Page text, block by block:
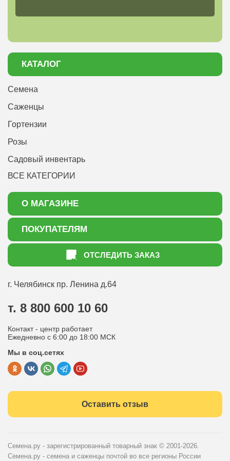
КАТАЛОГ
Семена
Саженцы
Гортензии
Розы
Садовый инвентарь
ВСЕ КАТЕГОРИИ
О МАГАЗИНЕ
О нас
Акции
ПОКУПАТЕЛЯМ
Как оформить заказ
Статьи садоводу
Оптовым покупателям
Политика конфиденциальности
Публичная оферта
ОТСЛЕДИТЬ ЗАКАЗ
г. Челябинск пр. Ленина д.64
т. 8 800 600 10 60
Контакт - центр работает
Ежедневно с 6:00 до 18:00 МСК
Мы в соц.сетях
Оставить отзыв
Семена.ру - зарегистрированный товарный знак © 2001-2026.
Семена.ру - семена и саженцы почтой во все регионы России